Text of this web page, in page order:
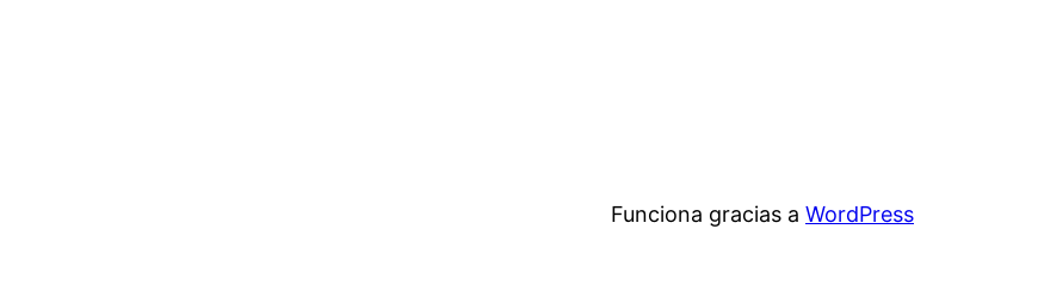
Funciona gracias a WordPress